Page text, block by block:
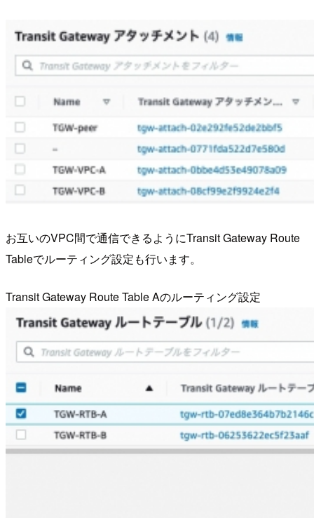
お互いのVPC間で通信できるようにTransit Gateway Route
Tableでルーティング設定も行います。
Transit Gateway Route Table Aのルーティング設定